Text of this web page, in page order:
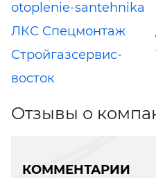
otoplenie-santehnika
ЛКС Спецмонтаж
Стройгазсервис-
восток
Отзывы о
КОММЕНТАРИИ